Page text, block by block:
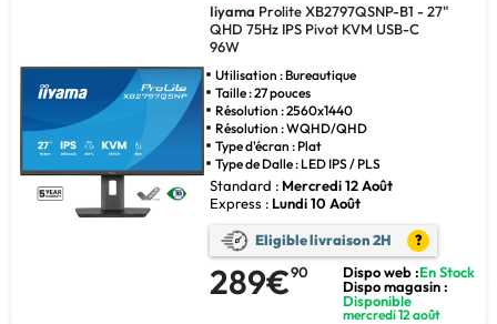
Iiyama Prolite XB2797QSNP-B1 - 27"
QHD 75Hz IPS Pivot KVM USB-C
96W
Utilisation : Bureautique
Taille : 27 pouces
Résolution : 2560x1440
Résolution : WQHD/QHD
Type d'écran : Plat
Type de Dalle : LED IPS / PLS
Standard : Mercredi 12 Août
Express : Lundi 10 Août
Eligible livraison 2H ?
289€90 Dispo web :En Stock
Dispo magasin :
Disponible
mercredi 12 août